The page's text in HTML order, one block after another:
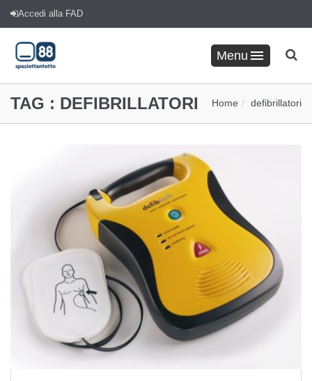
Accedi alla FAD
Menu
TAG : DEFIBRILLATORI Home defibrillatori